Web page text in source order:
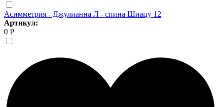
Асимметрия - Джулианна Л - спина Шиацу 12
Артикул:
0 Р